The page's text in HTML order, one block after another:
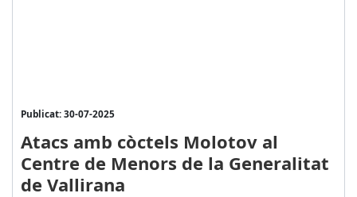
Publicat: 30-07-2025
Atacs amb còctels Molotov al
Centre de Menors de la Generalitat
de Vallirana